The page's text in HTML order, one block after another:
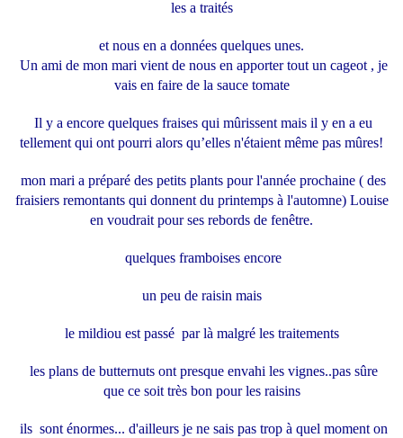
les a traités
et nous en a données quelques unes.
Un ami de mon mari vient de nous en apporter tout un cageot , je
vais en faire de la sauce tomate
Il y a encore quelques fraises qui mûrissent mais il y en a eu
tellement qui ont pourri alors qu’elles n'étaient même pas mûres!
mon mari a préparé des petits plants pour l'année prochaine ( des
fraisiers remontants qui donnent du printemps à l'automne) Louise
en voudrait pour ses rebords de fenêtre.
quelques framboises encore
un peu de raisin mais
le mildiou est passé par là malgré les traitements
les plans de butternuts ont presque envahi les vignes..pas sûre
que ce soit très bon pour les raisins
ils sont énormes... d'ailleurs je ne sais pas trop à quel moment on